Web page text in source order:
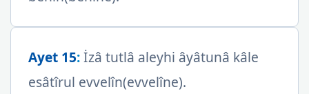
Ayet 15:İzâ tutlâ aleyhi âyâtunâ kâle
esâtîrul evvelîn(evvelîne).